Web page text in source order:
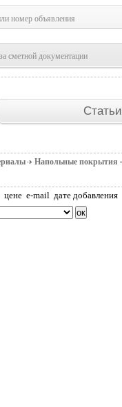
номер объявления
сметной документации
Статьи
Напольные покрытия
цене e-mail дате добавления